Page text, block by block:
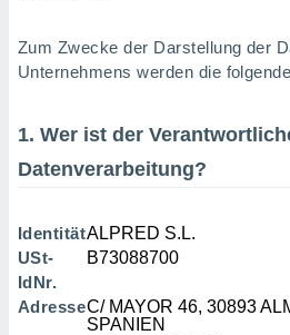
oder
Partner
das
der
Zum Zwecke der Darstellung der
Unternehmens werden die
1. Wer ist der
Datenverarbeitung?
IdentitätALPRED S.L.
USt-
IdNr.
B73088700
AdresseC/ MAYOR 46, 30893
SPANIEN